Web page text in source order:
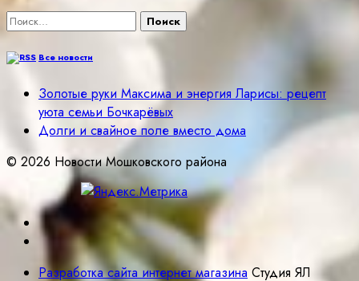
Найти:
Все новости
Золотые руки Максима и энергия Ларисы: рецепт
уюта семьи Бочкарёвых
Долги и свайное поле вместо дома
© 2026 Новости Мошковского района
Разработка сайта интернет магазина Студия ЯЛ